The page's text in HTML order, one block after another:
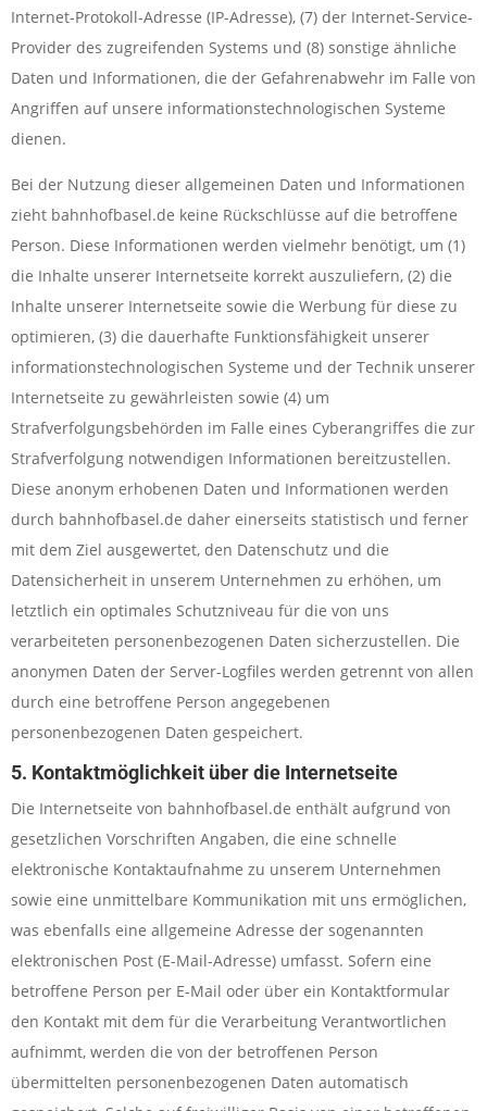
Internet-Protokoll-Adresse (IP-Adresse), (7) der Internet-Service-
Provider des zugreifenden Systems und (8) sonstige ähnliche
Daten und Informationen, die der Gefahrenabwehr im Falle von
Angriffen auf unsere informationstechnologischen Systeme
dienen.
Bei der Nutzung dieser allgemeinen Daten und Informationen
zieht bahnhofbasel.de keine Rückschlüsse auf die betroffene
Person. Diese Informationen werden vielmehr benötigt, um (1)
die Inhalte unserer Internetseite korrekt auszuliefern, (2) die
Inhalte unserer Internetseite sowie die Werbung für diese zu
optimieren, (3) die dauerhafte Funktionsfähigkeit unserer
informationstechnologischen Systeme und der Technik unserer
Internetseite zu gewährleisten sowie (4) um
Strafverfolgungsbehörden im Falle eines Cyberangriffes die zur
Strafverfolgung notwendigen Informationen bereitzustellen.
Diese anonym erhobenen Daten und Informationen werden
durch bahnhofbasel.de daher einerseits statistisch und ferner
mit dem Ziel ausgewertet, den Datenschutz und die
Datensicherheit in unserem Unternehmen zu erhöhen, um
letztlich ein optimales Schutzniveau für die von uns
verarbeiteten personenbezogenen Daten sicherzustellen. Die
anonymen Daten der Server-Logfiles werden getrennt von allen
durch eine betroffene Person angegebenen
personenbezogenen Daten gespeichert.
5. Kontaktmöglichkeit über die Internetseite
Die Internetseite von bahnhofbasel.de enthält aufgrund von
gesetzlichen Vorschriften Angaben, die eine schnelle
elektronische Kontaktaufnahme zu unserem Unternehmen
sowie eine unmittelbare Kommunikation mit uns ermöglichen,
was ebenfalls eine allgemeine Adresse der sogenannten
elektronischen Post (E-Mail-Adresse) umfasst. Sofern eine
betroffene Person per E-Mail oder über ein Kontaktformular
den Kontakt mit dem für die Verarbeitung Verantwortlichen
aufnimmt, werden die von der betroffenen Person
übermittelten personenbezogenen Daten automatisch